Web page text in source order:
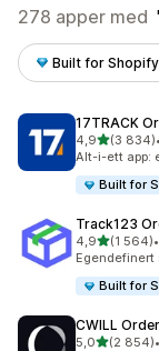
278 apper med
Built for Shopify
17TRACK
4,9av 5(3 834)
Totalt 3834 •
Alt-i-ett app:
Built for
Track123
4,9av 5(1 564)
Totalt 1564 •
Egendefinert
Built for
CWILL
5,0av 5(2 854)•